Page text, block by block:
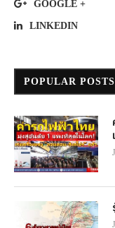
GOOGLE +
LINKEDIN
POPULAR POSTS